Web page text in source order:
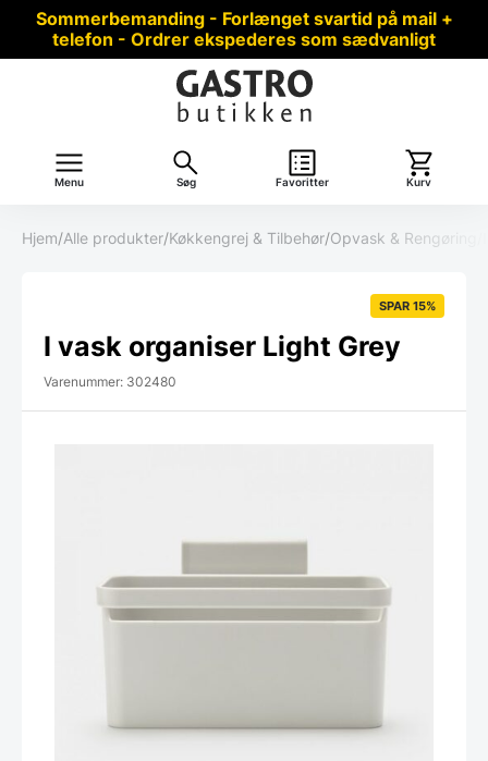
Sommerbemanding - Forlænget svartid på mail +
telefon - Ordrer ekspederes som sædvanligt
Menu Søg Favoritter Kurv
Hjem/Alle produkter/Køkkengrej & Tilbehør/Opvask & Rengøring
SPAR 15%
I vask organiser Light Grey
Varenummer: 302480